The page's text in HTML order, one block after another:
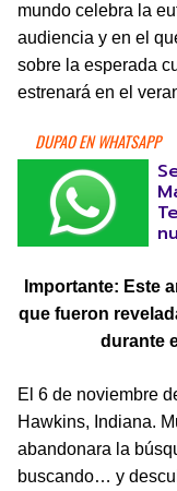
mundo celebra la
audiencia y en el
sobre la esperada
estrenará en el
DUPAO EN WHATSAPP
Importante: Este
que fueron
durante
El 6 de noviembre
Hawkins, Indiana.
abandonara la
buscando… y